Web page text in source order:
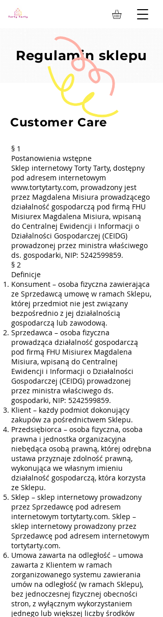
Regulamin sklepu
Customer Care
§ 1
Postanowienia wstępne
Sklep internetowy Torty Tarty, dostępny
pod adresem internetowym
www.tortytarty.com, prowadzony jest
przez Magdalena Misiura prowadzącego
działalność gospodarczą pod firmą FHU
Misiurex Magdalena Misiura, wpisaną
do Centralnej Ewidencji i Informacji o
Działalności Gospodarczej (CEIDG)
prowadzonej przez ministra właściwego
ds. gospodarki, NIP: 5242599859.
§ 2
Definicje
Konsument – osoba fizyczna zawierająca
ze Sprzedawcą umowę w ramach Sklepu,
której przedmiot nie jest związany
bezpośrednio z jej działalnością
gospodarczą lub zawodową.
Sprzedawca – osoba fizyczna
prowadząca działalność gospodarczą
pod firmą FHU Misiurex Magdalena
Misiura, wpisaną do Centralnej
Ewidencji i Informacji o Działalności
Gospodarczej (CEIDG) prowadzonej
przez ministra właściwego ds.
gospodarki, NIP: 5242599859.
Klient – każdy podmiot dokonujący
zakupów za pośrednictwem Sklepu.
Przedsiębiorca – osoba fizyczna, osoba
prawna i jednostka organizacyjna
niebędąca osobą prawną, której odrębna
ustawa przyznaje zdolność prawną,
wykonująca we własnym imieniu
działalność gospodarczą, która korzysta
ze Sklepu.
Sklep – sklep internetowy prowadzony
przez Sprzedawcę pod adresem
internetowym tortytarty.com. Sklep –
sklep internetowy prowadzony przez
Sprzedawcę pod adresem internetowym
tortytarty.com.
Umowa zawarta na odległość – umowa
zawarta z Klientem w ramach
zorganizowanego systemu zawierania
umów na odległość (w ramach Sklepu),
bez jednoczesnej fizycznej obecności
stron, z wyłącznym wykorzystaniem
jednego lub większej liczby środków